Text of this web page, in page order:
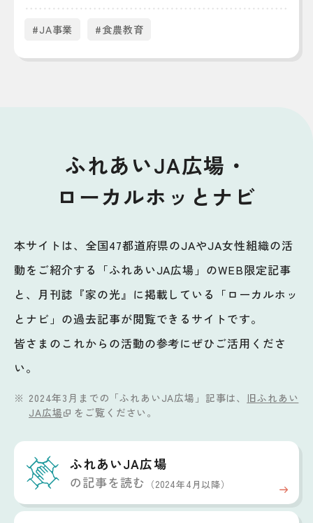
#JA事業 #食農教育
ふれあいJA広場・
ローカルホッとナビ
本サイトは、全国47都道府県のJAやJA女性組織の活
動をご紹介する「ふれあいJA広場」のWEB限定記事
と、月刊誌『家の光』に掲載している「ローカルホッ
とナビ」の過去記事が閲覧できるサイトです。
皆さまのこれからの活動の参考にぜひご活用くださ
い。
2024年3月までの「ふれあいJA広場」記事は、 旧ふれあい
JA広場
をご覧ください。
ふれあいJA広場
の記事を読む （2024年4月以降）